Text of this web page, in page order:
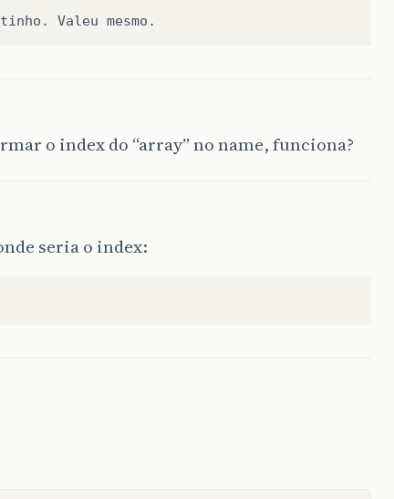
o index do “array” no name, funciona?
seria o index: